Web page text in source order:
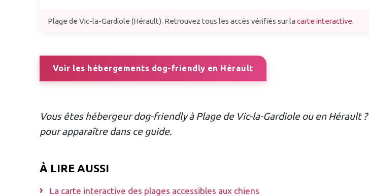
Plage de Vic-la-Gardiole (Hérault). Retrouvez tous les accès vérifiés sur la carte interactive.
Voir les hébergements dog-friendly en Hérault
Vous êtes hébergeur dog-friendly à Plage de Vic-la-Gardiole ou en Hérault ?
pour apparaître dans ce guide.
À LIRE AUSSI
La carte interactive des plages accessibles aux chiens